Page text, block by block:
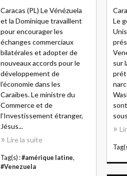
Caracas (PL) Le Vénézuela
et la Dominique travaillent
pour encourager les
échanges commerciaux
bilatérales et adopter de
nouveaux accords pour le
développement de
l’économie dans les
Caraïbes. Le ministre du
Commerce et de
l’Investissement étranger,
Jésus...
Lire la suite
Tag(s) :#amérique latine,
#Venezuela
Le
sur